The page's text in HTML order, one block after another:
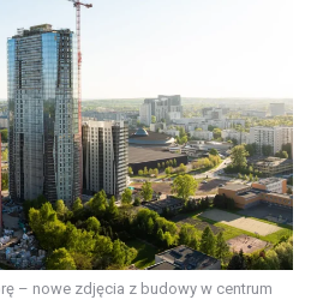
– nowe zdjęcia z budowy w centrum